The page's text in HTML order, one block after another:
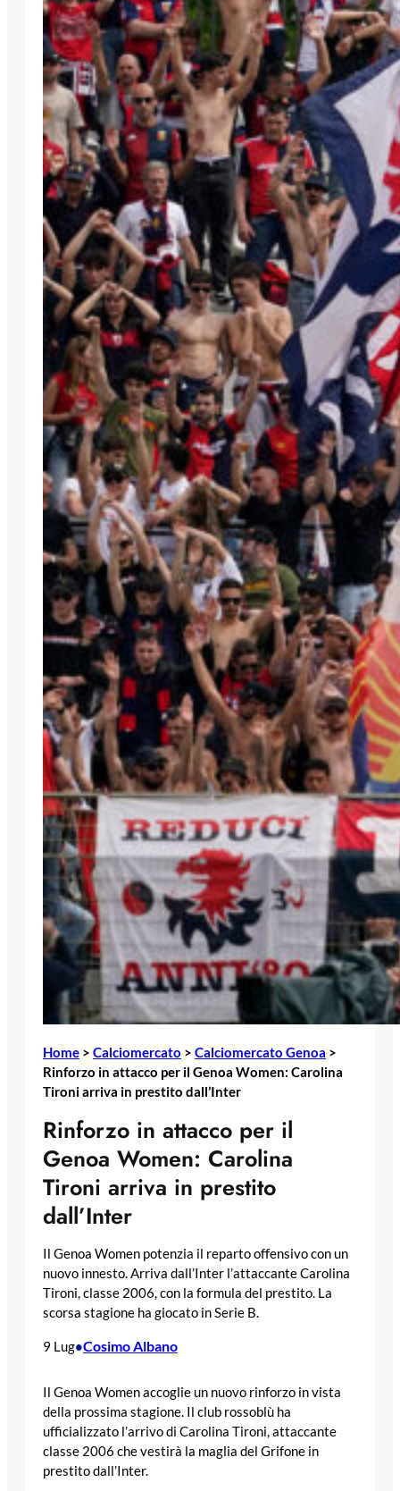
Home > Calciomercato > Calciomercato Genoa >
Rinforzo in attacco per il Genoa Women: Carolina
Tironi arriva in prestito dall’Inter
Rinforzo in attacco per il
Genoa Women: Carolina
Tironi arriva in prestito
dall’Inter
Il Genoa Women potenzia il reparto offensivo con un
nuovo innesto. Arriva dall’Inter l’attaccante Carolina
Tironi, classe 2006, con la formula del prestito. La
scorsa stagione ha giocato in Serie B.
9 Lug•Cosimo Albano
Il Genoa Women accoglie un nuovo rinforzo in vista
della prossima stagione. Il club rossoblù ha
ufficializzato l’arrivo di Carolina Tironi, attaccante
classe 2006 che vestirà la maglia del Grifone in
prestito dall’Inter.